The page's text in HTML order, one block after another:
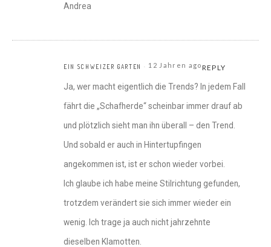
Andrea
EIN SCHWEIZER GARTEN 12 Jahren agoREPLY
Ja, wer macht eigentlich die Trends? In jedem Fall
fährt die „Schafherde“ scheinbar immer drauf ab
und plötzlich sieht man ihn überall – den Trend.
Und sobald er auch in Hintertupfingen
angekommen ist, ist er schon wieder vorbei.
Ich glaube ich habe meine Stilrichtung gefunden,
trotzdem verändert sie sich immer wieder ein
wenig. Ich trage ja auch nicht jahrzehnte
dieselben Klamotten.